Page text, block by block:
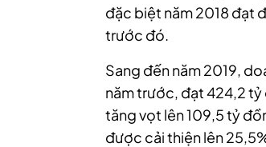
đặc biệt năm 2018 đạt
trước đó.
Sang đến năm 2019,
năm trước, đạt 424,2 tỷ
tăng vọt lên 109,5 tỷ
được cải thiện lên